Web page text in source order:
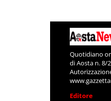
Quotidiano
di Aosta n. 8/
Editore